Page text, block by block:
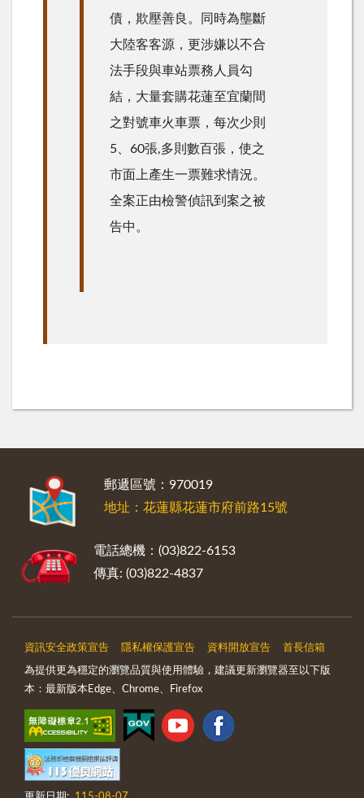
債，欺壓善良。同時為壟斷
大陸客客源，更涉嫌以不合
法手段與車站票務人員勾
結，大量套購花蓮至宜蘭間
之對號車火車票，每次少則
5、60張,多則數百張，使之
市面上產生一票難求情況。
全案正由檢警偵訊到案之被
告中。
郵遞區號：970019
地址：花蓮縣花蓮市府前路15號
電話總機：(03)822-6153
傳真: (03)822-4837
資訊安全政策宣告 隱私權保護宣告 資料開放宣告 首長信箱
為提供更為穩定的瀏覽品質與使用體驗，建議更新瀏覽器至以下版
本：最新版本Edge、Chrome、Firefox